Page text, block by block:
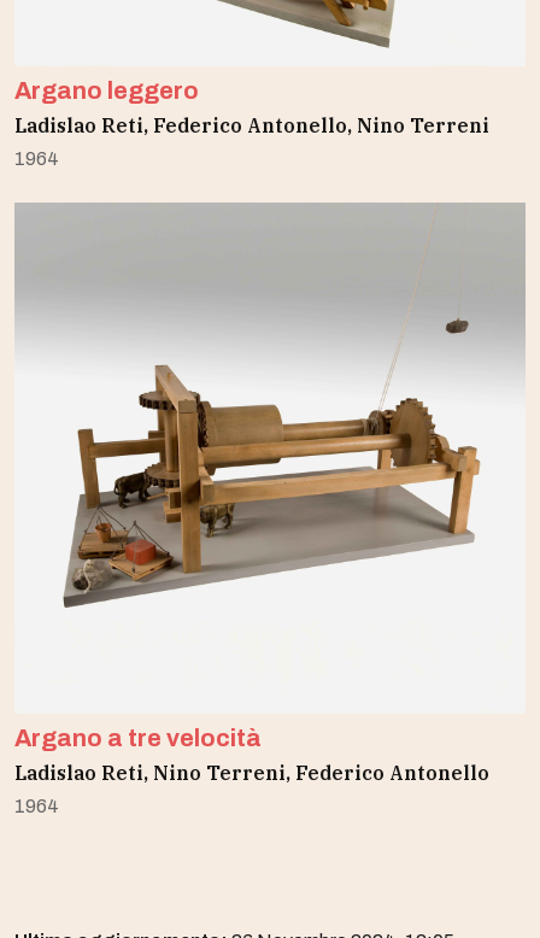
Argano leggero
Ladislao Reti, Federico Antonello, Nino Terreni
1964
Argano a tre velocità
Ladislao Reti, Nino Terreni, Federico Antonello
1964